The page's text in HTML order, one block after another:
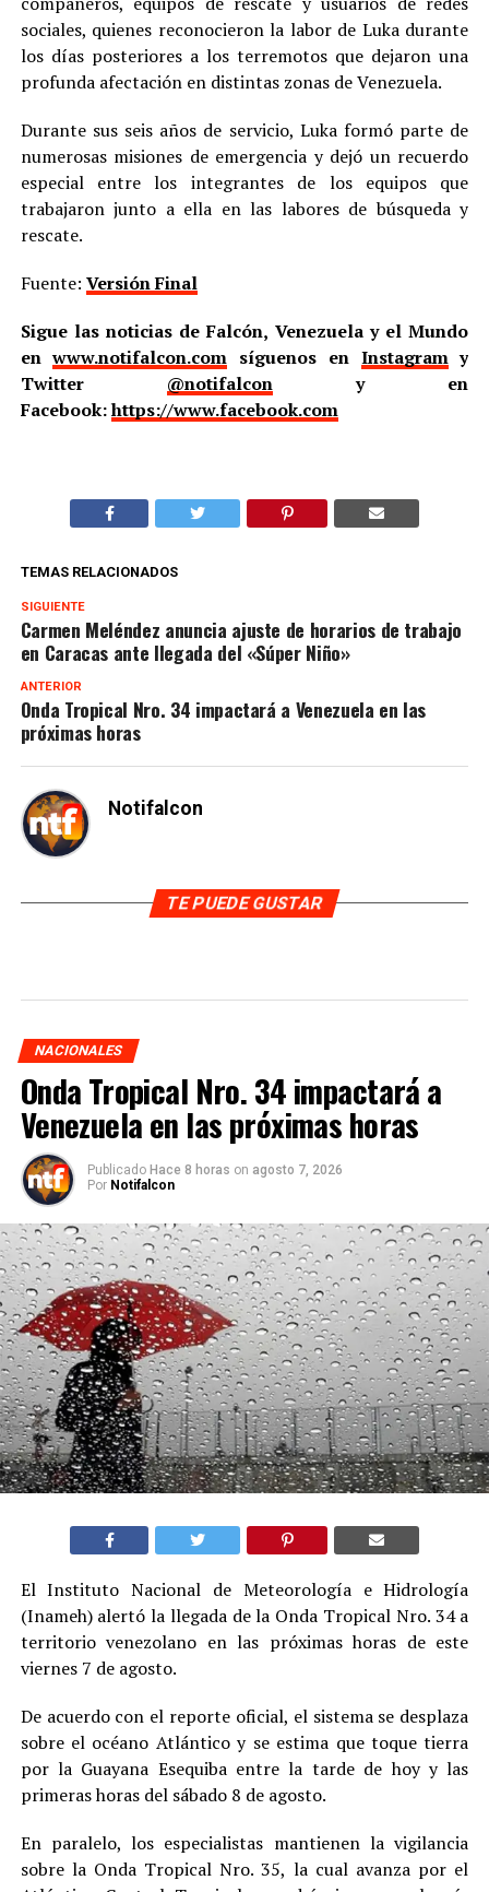
sociales, quienes reconocieron la labor de Luka durante
los días posteriores a los terremotos que dejaron una
profunda afectación en distintas zonas de Venezuela.
Durante sus seis años de servicio, Luka formó parte de
numerosas misiones de emergencia y dejó un recuerdo
especial entre los integrantes de los equipos que
trabajaron junto a ella en las labores de búsqueda y
rescate.
Fuente: Versión Final
Sigue las noticias de Falcón, Venezuela y el Mundo
enwww.notifalcon.com síguenos en Instagramy
Twitter @notifalcony en
Facebook:https://www.facebook.com
TEMAS RELACIONADOS
SIGUIENTE
Carmen Meléndez anuncia ajuste de horarios de trabajo
en Caracas ante llegada del «Súper Niño»
ANTERIOR
Onda Tropical Nro. 34 impactará a Venezuela en las
próximas horas
Notifalcon
TE PUEDE GUSTAR
NACIONALES
Onda Tropical Nro. 34 impactará a
Venezuela en las próximas horas
Publicado Hace 8 horas on agosto 7, 2026
Por Notifalcon
El Instituto Nacional de Meteorología e Hidrología
(Inameh) alertó la llegada de la Onda Tropical Nro. 34 a
territorio venezolano en las próximas horas de este
viernes 7 de agosto.
De acuerdo con el reporte oficial, el sistema se desplaza
sobre el océano Atlántico y se estima que toque tierra
por la Guayana Esequiba entre la tarde de hoy y las
primeras horas del sábado 8 de agosto.
En paralelo, los especialistas mantienen la vigilancia
sobre la Onda Tropical Nro. 35, la cual avanza por el